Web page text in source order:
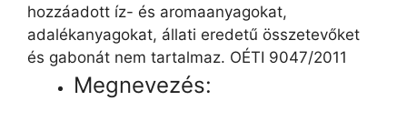
hozzáadott íz- és aromaanyagokat,
adalékanyagokat, állati eredetű összetevőket
és gabonát nem tartalmaz. OÉTI 9047/2011
Megnevezés: